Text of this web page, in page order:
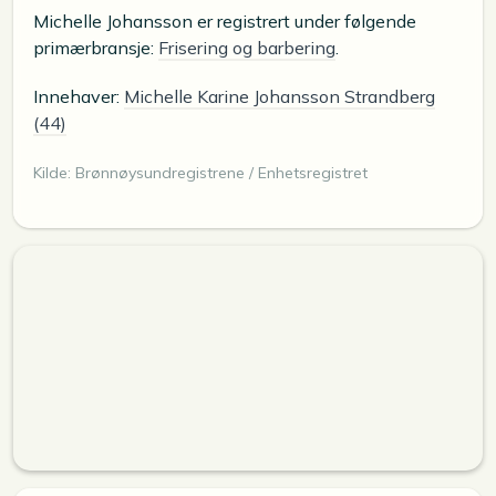
Michelle Johansson er registrert under følgende
primærbransje: Frisering og barbering
Innehaver: Michelle Karine Johansson Strandberg
(44)
Kilde: Brønnøysundregistrene / Enhetsregistret